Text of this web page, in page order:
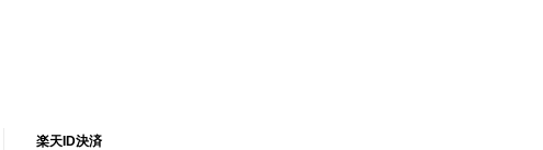
楽天ID決済